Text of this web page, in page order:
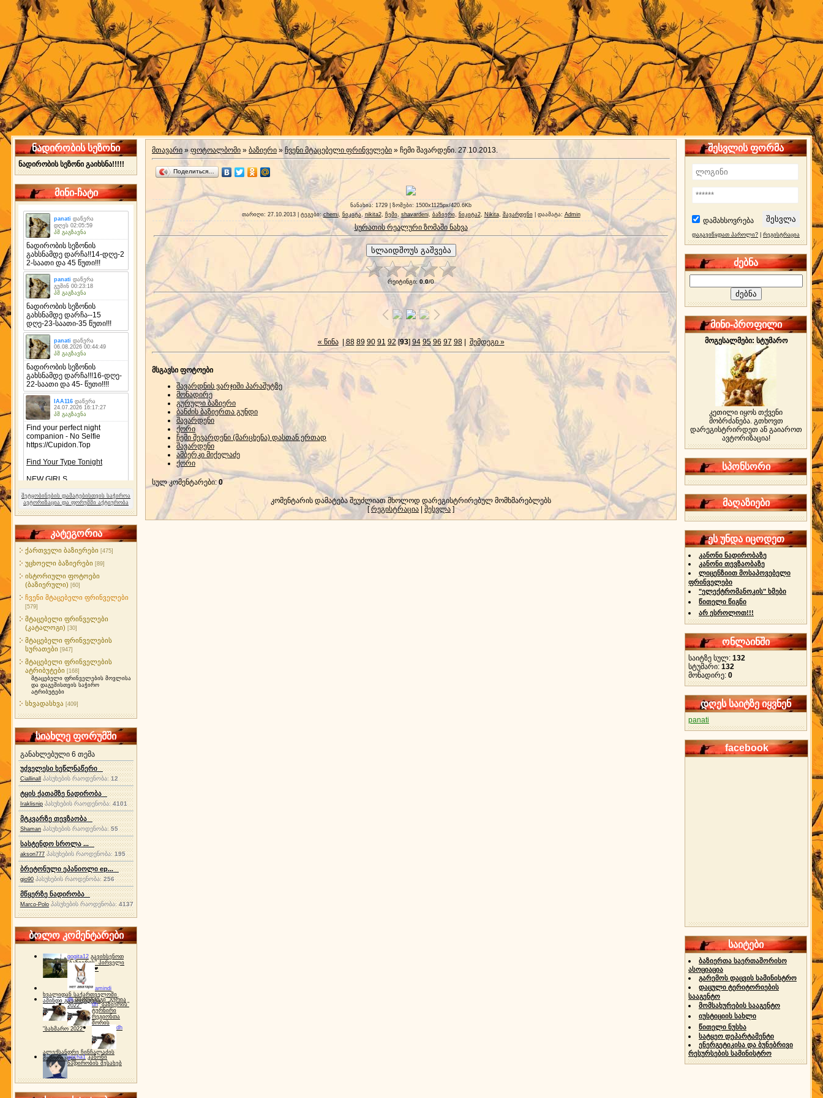
ნადირობის სეზონი
ნადირობის სეზონი გაიხსნა!!!!!
მინი-ჩატი
შეტყობინების დამატებისთვის საჭიროა
ავტორიზაცია და ფორუმში აქტიურობა
კატეგორია
ქართველი ბაზიერები [475]
უცხოელი ბაზიერები [89]
ისტორიული ფოტოები
(ბაზიერული) [60]
ჩვენი მტაცებელი ფრინველები
[579]
მტაცებელი ფრინველები
(კატალოგი) [30]
მტაცებელი ფრინველების
სურათები [947]
მტაცებელი ფრინველების
ატრიბუტები [168]
მტაცებელი ფრინველების მოვლისა
და დაგეშისთვის საჭირო
ატრიბუტები
სხვადასხვა [409]
სიახლე ფორუმში
განახლებული 6 თემა
უძველესი ხეწლნაწერი
Ciallinall პასუხების რაოდენობა:12
ტყის ქათამზე ნადირობა
Iraklisnip პასუხების რაოდენობა: 4101
მტკვარზე თევზაობა
Shaman პასუხების რაოდენობა:55
სასტენდო სროლა ...
akson777 პასუხების რაოდენობა:195
ბრეტონული ეპანიოლი ep...
gio90 პასუხების რაოდენობა:256
მწყერზე ნადირობა
Marco-Polo პასუხების რაოდენობა:4137
ბოლო კომენტარები
gogita12 გავიხსენოთ
"ბაზიერის" პირველი
ტურნირი ❤
amindi
ხვალიდან საქართველოში
ამინდი გაუარესდება
dh სპორტინგი "გურია
2022"
dh "ბაზიერის"
ტურნირი
რეგიონთა
შორის
"ბახმარო 2022"
dh
ალექსანდრე ჩინჩალაძის
მემორიალიgocha1 კანონი
ნადირობის შესახებ
მთავარი » ფოტოალბომი » ბაზიერი » ჩვენი მტაცებელი ფრინველები » ჩემი შავარდენი. 27.10.2013.
Поделиться…
ნანახია: 1729 | ზომები: 1500x1125px/420.6Kb
თარიღი: 27.10.2013 | ტეგები:chemi, ნიკიტა, nikita2, ჩემი, shavardeni, ბაზიერი, ნიკიტა2, Nikita, შავარდენი| დაამატა: Admin
სურათის რეალური ზომაში ნახვა
რეიტინგი: 0.0/0
« წინა|88 89 90 91 92[93] 94 95 96 97 98| შემდეგი »
მსგავსი ფოტოები
შავარდნის ვარჯიში პარაშუტზე
მონადირე
გურული ბაზიერი
ბანძის ბაზიერთა გუნდი
შავარდენი
ქორი
ჩემი შევარდენი (მარცხენა) დასთან ერთად
შავარდენი
ამბერკი მიქელაძე
ქორი
სულ კომენტარები: 0
კომენტარის დამატება შეუძლიათ მხოლოდ დარეგისტრირებულ მომხმარებლებს
[რეგისტრაცია შესვლა ]
შესვლის ფორმა
დამახსოვრება
დაგავიწყდათ პაროლი? რეგისტრაცია
ძებნა
მინი-პროფილი
მოგესალმები: სტუმარო
კეთილი იყოს თქვენი
მობრძანება. გთხოვთ
დარეგისტრირდეთ ან გაიაროთ
ავტორიზაცია!
სპონსორი
მაღაზიები
ეს უნდა იცოდეთ
კანონი ნადირობაზე
კანონი თევზაობაზე
ლიცენზიით მოსაპოვებელი
ფრინველები
"ელექტრომანოკის" ხმები
წითელი წიგნი
არ ესროლოთ!!!
ონლაინში
საიტზე სულ: 132
სტუმარი: 132
მონადირე: 0
დღეს საიტზე იყვნენ
panati
facebook
საიტები
ბაზიერთა საერთაშორისო
ასოციაცია
გარემოს დაცვის სამინისტრო
დაცული ტერიტორიების
სააგენტო
მომსახურების სააგენტო
იუსტიციის სახლი
წითელი ნუსხა
სატყეო დეპარტამენტი
ენერგეტიკისა და ბუნებრივი
რესურსების სამინისტრო